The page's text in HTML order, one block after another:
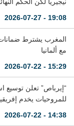
19:08 - 2026-07-27
مع ألمانيا
15:29 - 2026-07-22
“إيرباص” تعلن توسيع
للمروحيات يخدم
14:38 - 2026-07-22